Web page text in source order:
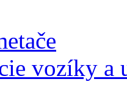
vozíky a